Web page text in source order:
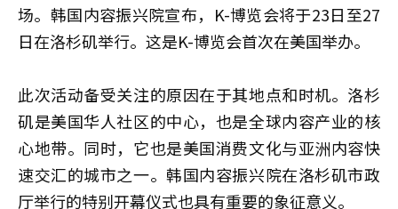
场。韩国内容振兴院宣布，K-博览会将于23日至27
日在洛杉矶举行。这是K-博览会首次在美国举办。
此次活动备受关注的原因在于其地点和时机。洛杉
矶是美国华人社区的中心，也是全球内容产业的核
心地带。同时，它也是美国消费文化与亚洲内容快
速交汇的城市之一。韩国内容振兴院在洛杉矶市政
厅举行的特别开幕仪式也具有重要的象征意义。